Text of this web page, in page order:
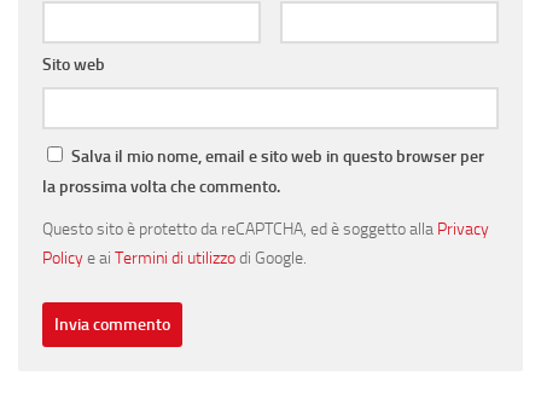
Sito web
Salva il mio nome, email e sito web in questo browser per
la prossima volta che commento.
Questo sito è protetto da reCAPTCHA, ed è soggetto alla Privacy
Policye ai Termini di utilizzodi Google.